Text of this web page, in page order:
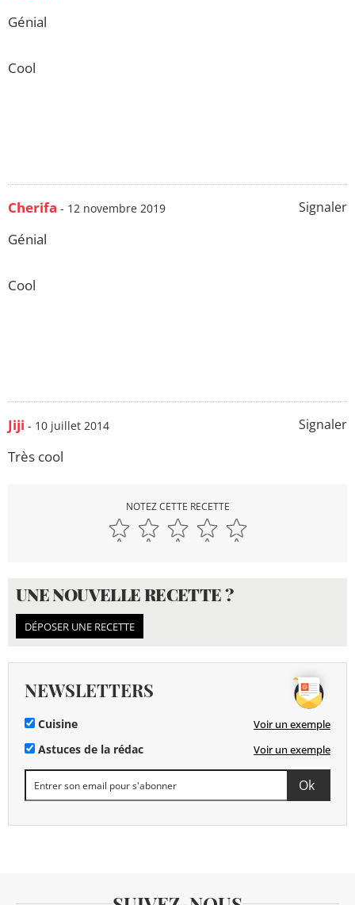
Génial
Cool
Signaler
Cherifa - 12 novembre 2019
Génial
Cool
Signaler
Jiji - 10 juillet 2014
Très cool
NOTEZ CETTE RECETTE
UNE NOUVELLE RECETTE ?
DÉPOSER UNE RECETTE
NEWSLETTERS
Cuisine Voir un exemple
Astuces de la rédac Voir un exemple